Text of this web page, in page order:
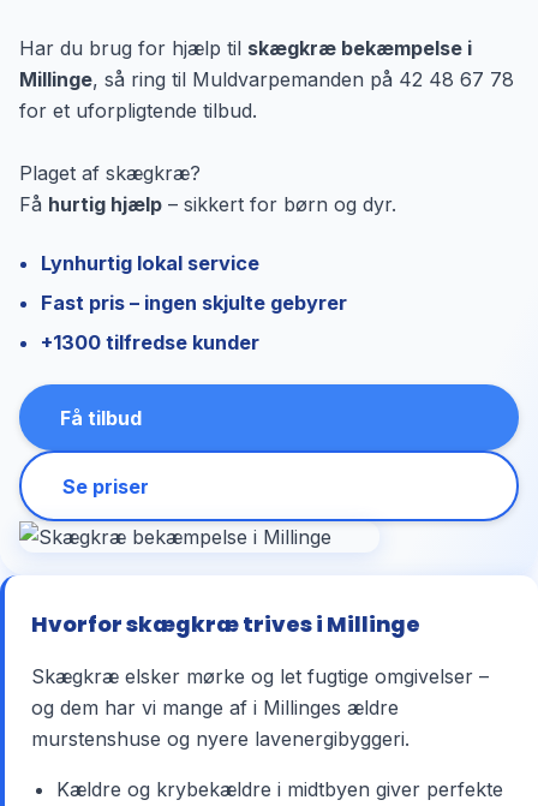
Har du brug for hjælp til skægkræ bekæmpelse i
Millinge, så ring til Muldvarpemanden på 42 48 67 78
for et uforpligtende tilbud.
Plaget af skægkræ?
Få hurtig hjælp – sikkert for børn og dyr.
Lynhurtig lokal service
Fast pris – ingen skjulte gebyrer
+1300 tilfredse kunder
Få tilbud
Se priser
Hvorfor skægkræ trives i Millinge
Skægkræ elsker mørke og let fugtige omgivelser –
og dem har vi mange af i Millinges ældre
murstenshuse og nyere lavenergibyggeri.
Kældre og krybekældre i midtbyen giver perfekte